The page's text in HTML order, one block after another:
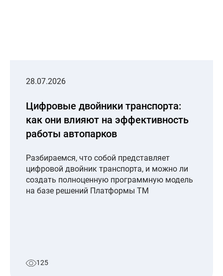
28.07.2026
Цифровые двойники транспорта:
как они влияют на эффективность
работы автопарков
Разбираемся, что собой представляет
цифровой двойник транспорта, и можно ли
создать полноценную программную модель
на базе решений Платформы ТМ
125